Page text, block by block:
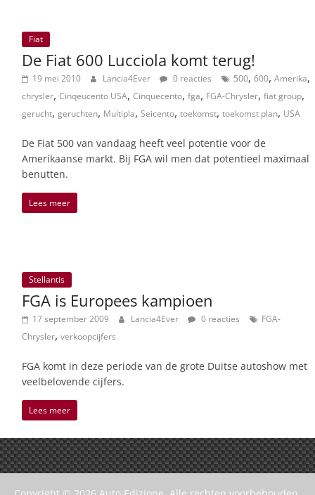
Fiat
De Fiat 600 Lucciola komt terug!
19 mei 2010 Lancia4Ever 0 reacties 500, 600, Amerika,
chrysler, Cinqeucento USA, Cinquecento, fga, FGA-Chrysler, fiat group,
gerucht, geruchten, Multipla, Seicento, toekomst, toekomst plan, USA
De Fiat 500 van vandaag heeft veel potentie voor de
Amerikaanse markt. Bij FGA wil men dat potentieel maximaal
benutten.
Lees meer
Stellantis
FGA is Europees kampioen
17 september 2009 Lancia4Ever 0 reacties
FGA-
Chrysler, verkoopcijfers
FGA komt in deze periode van de grote Duitse autoshow met
veelbelovende cijfers.
Lees meer